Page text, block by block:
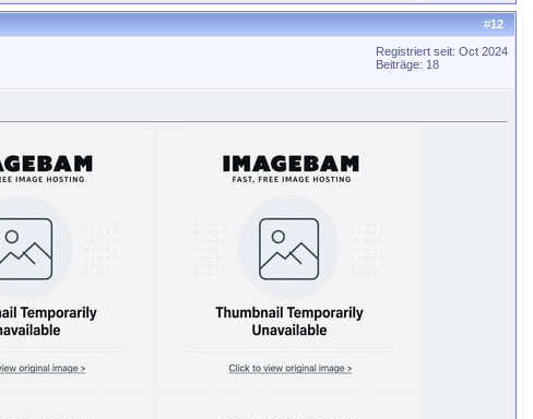
#12
Registriert seit: Oct 2024
Beiträge: 18